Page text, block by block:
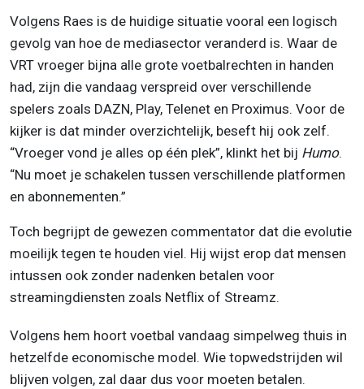
Volgens Raes is de huidige situatie vooral een logisch
gevolg van hoe de mediasector veranderd is. Waar de
VRT vroeger bijna alle grote voetbalrechten in handen
had, zijn die vandaag verspreid over verschillende
spelers zoals DAZN, Play, Telenet en Proximus. Voor de
kijker is dat minder overzichtelijk, beseft hij ook zelf.
“Vroeger vond je alles op één plek”, klinkt het bij Humo.
“Nu moet je schakelen tussen verschillende platformen
en abonnementen.”
Toch begrijpt de gewezen commentator dat die evolutie
moeilijk tegen te houden viel. Hij wijst erop dat mensen
intussen ook zonder nadenken betalen voor
streamingdiensten zoals Netflix of Streamz.
Volgens hem hoort voetbal vandaag simpelweg thuis in
hetzelfde economische model. Wie topwedstrijden wil
blijven volgen, zal daar dus voor moeten betalen.